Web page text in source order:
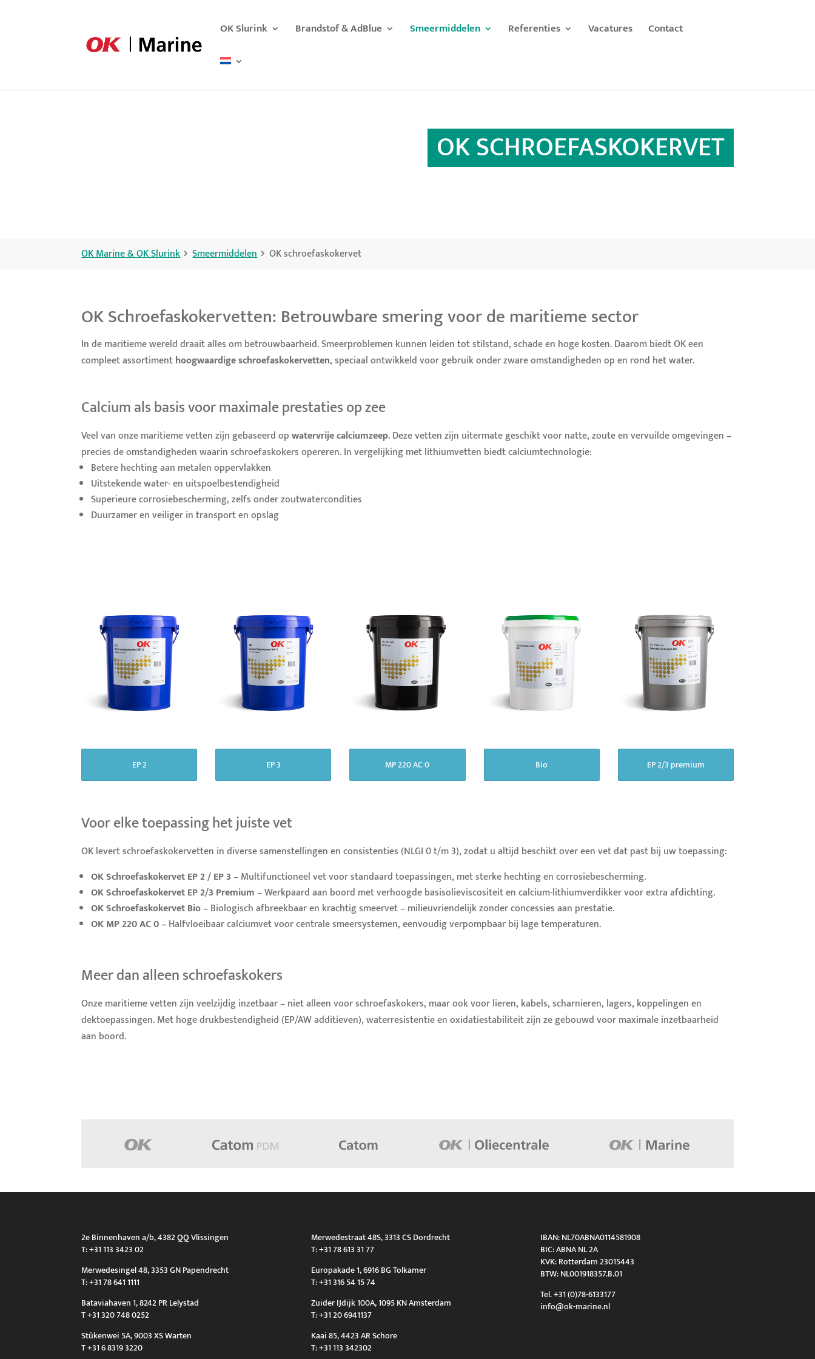
OK Slurink Brandstof & AdBlue Smeermiddelen Referenties Vacatures Contact
OK SCHROEFASKOKERVET
OK Marine & OK Slurink Smeermiddelen OK schroefaskokervet
OK Schroefaskokervetten: Betrouwbare smering voor de maritieme sector
In de maritieme wereld draait alles om betrouwbaarheid. Smeerproblemen kunnen leiden tot stilstand, schade en hoge kosten. Daarom biedt OK een
compleet assortimenthoogwaardige schroefaskokervetten, speciaal ontwikkeld voor gebruik onder zware omstandigheden op en rond het water.
Calcium als basis voor maximale prestaties op zee
Veel van onze maritieme vetten zijn gebaseerd opwatervrije calciumzeep. Deze vetten zijn uitermate geschikt voor natte, zoute en vervuilde omgevingen –
precies de omstandigheden waarin schroefaskokers opereren. In vergelijking met lithiumvetten biedt calciumtechnologie:
Betere hechting aan metalen oppervlakken
Uitstekende water- en uitspoelbestendigheid
Superieure corrosiebescherming, zelfs onder zoutwatercondities
Duurzamer en veiliger in transport en opslag
EP 2 EP 3 MP 220 AC 0 Bio EP 2/3 premium
Voor elke toepassing het juiste vet
OK levert schroefaskokervetten in diverse samenstellingen en consistenties (NLGI 0 t/m 3), zodat u altijd beschikt over een vet dat past bij uw toepassing:
OK Schroefaskokervet EP 2 / EP 3– Multifunctioneel vet voor standaard toepassingen, met sterke hechting en corrosiebescherming.
OK Schroefaskokervet EP 2/3 Premium– Werkpaard aan boord met verhoogde basisolieviscositeit en calcium-lithiumverdikker voor extra afdichting.
OK Schroefaskokervet Bio– Biologisch afbreekbaar en krachtig smeervet – milieuvriendelijk zonder concessies aan prestatie.
OK MP 220 AC 0– Halfvloeibaar calciumvet voor centrale smeersystemen, eenvoudig verpompbaar bij lage temperaturen.
Meer dan alleen schroefaskokers
Onze maritieme vetten zijn veelzijdig inzetbaar – niet alleen voor schroefaskokers, maar ook voor lieren, kabels, scharnieren, lagers, koppelingen en
dektoepassingen. Met hoge drukbestendigheid (EP/AW additieven), waterresistentie en oxidatiestabiliteit zijn ze gebouwd voor maximale inzetbaarheid
aan boord.
2e Binnenhaven a/b, 4382 QQ Vlissingen
T: +31 113 3423 02
Merwedesingel 48, 3353 GN Papendrecht
T: +31 78 641 1111
Bataviahaven 1, 8242 PR Lelystad
T +31 320 748 0252
Stûkenwei 5A, 9003 XS Warten
T +31 6 8319 3220
Merwedestraat 48S, 3313 CS Dordrecht
T: +31 78 613 31 77
Europakade 1, 6916 BG Tolkamer
T: +31 316 54 15 74
Zuider IJdijk 100A, 1095 KN Amsterdam
T: +31 20 6941137
Kaai 85, 4423 AR Schore
T: +31 113 342302
IBAN: NL70ABNA0114581908
BIC: ABNA NL 2A
KVK: Rotterdam 23015443
BTW: NL001918357.B.01
Tel. +31 (0)78-6133177
info@ok-marine.nl